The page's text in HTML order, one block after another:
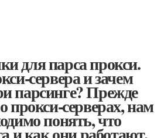
для парса прокси.
сервера и зачем
парсинге? Прежде
прокси-серверах, нам
понять, что